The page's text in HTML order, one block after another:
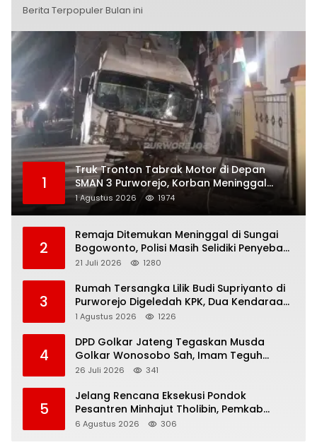
Berita Terpopuler Bulan ini
1
Truk Tronton Tabrak Motor di Depan
SMAN 3 Purworejo, Korban Meninggal
Dunia, Polisi Masih Selidiki Penyebab
1 Agustus 2026 1974
2
Remaja Ditemukan Meninggal di Sungai
Bogowonto, Polisi Masih Selidiki Penyebab
Kematian
21 Juli 2026 1280
3
Rumah Tersangka Lilik Budi Supriyanto di
Purworejo Digeledah KPK, Dua Kendaraan
Diamankan
1 Agustus 2026 1226
4
DPD Golkar Jateng Tegaskan Musda
Golkar Wonosobo Sah, Imam Teguh
Purnomo Terpilih Secara Aklamasi
26 Juli 2026 341
5
Jelang Rencana Eksekusi Pondok
Pesantren Minhajut Tholibin, Pemkab
Purworejo Dorong Penundaan hingga
6 Agustus 2026 306